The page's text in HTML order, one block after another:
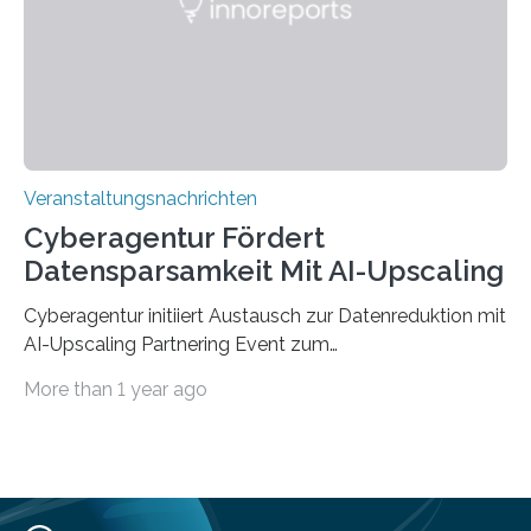
„QUAZAR“ mit insgesamt 1,15 Millionen Euro über vier
Veranstaltungsnachrichten
Cyberagentur Fördert
Datensparsamkeit Mit AI-Upscaling
Cyberagentur initiiert Austausch zur Datenreduktion mit
AI-Upscaling Partnering Event zum
innovative DatenverarbeitungDie Agentur für
Entwicklung von Technologien zur gezielten
More than 1 year ago